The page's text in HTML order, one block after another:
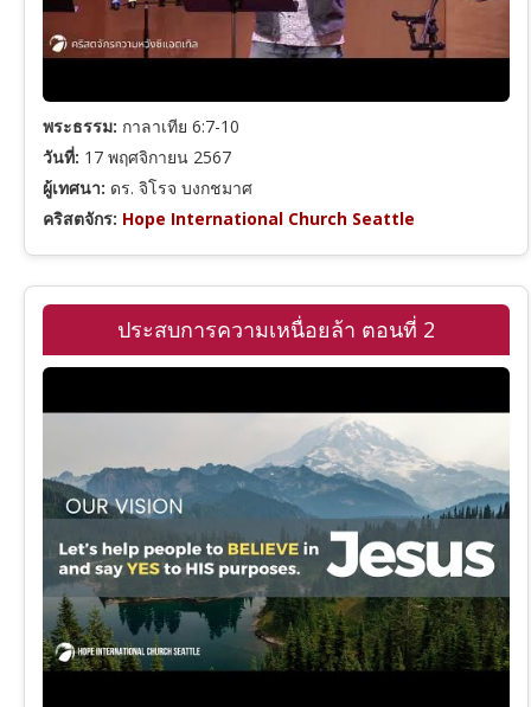
พระธรรม: กาลาเทีย 6:7-10
วันที่: 17 พฤศจิกายน 2567
ผู้เทศนา: ดร. จิโรจ บงกชมาศ
คริสตจักร: Hope International Church Seattle
ประสบการความเหนื่อยล้า ตอนที่ 2